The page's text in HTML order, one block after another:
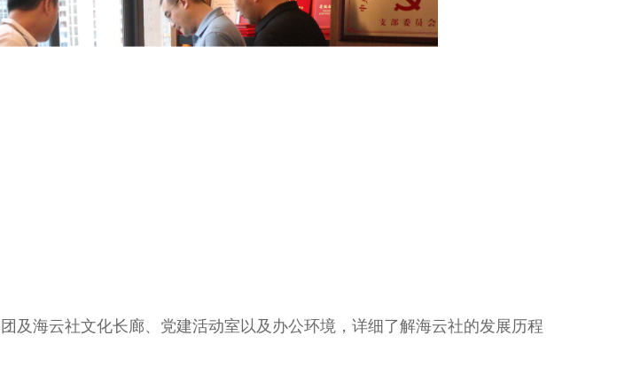
及海云社文化长廊、党建活动室以及办公环境，详细了解海云社的发展历程